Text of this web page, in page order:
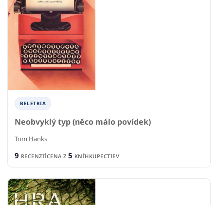
BELETRIA
Neobvyklý typ (něco málo povídek)
Tom Hanks
9 RECENZIÍCENA Z 5 KNÍHKUPECTIEV